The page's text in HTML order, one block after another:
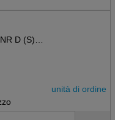
D (S)
unità di ordine